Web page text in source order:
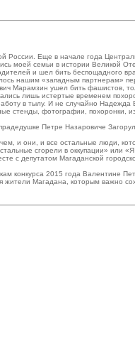
Еще в начале года
моей семьи в истории Великой
и шел бить беспощадного
нашим «западным партнерам»
Марамзин ушел бить фашистов,
лишь истертые временем
в тылу. И не случайно
фотографии, похоронки,
Петре Назаровиче
и они, и все остальные люди,
сгорели в оккупации»
с депутатом Магаданской
конкурса 2015 года Валентине
Магадана, которым важно